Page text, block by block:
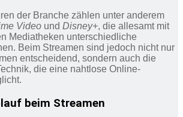
der Branche zählen unter anderem
Video und Disney+, die allesamt mit
Mediatheken unterschiedliche
Beim Streamen sind jedoch nicht nur
entscheidend, sondern auch die
die eine nahtlose Online-
beim Streamen